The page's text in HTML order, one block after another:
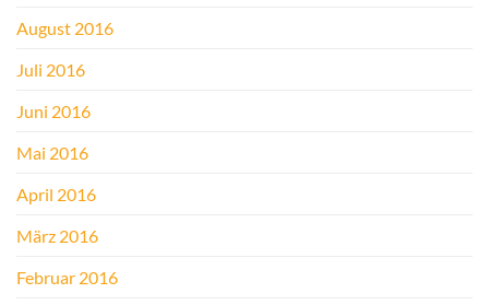
August 2016
Juli 2016
Juni 2016
Mai 2016
April 2016
März 2016
Februar 2016